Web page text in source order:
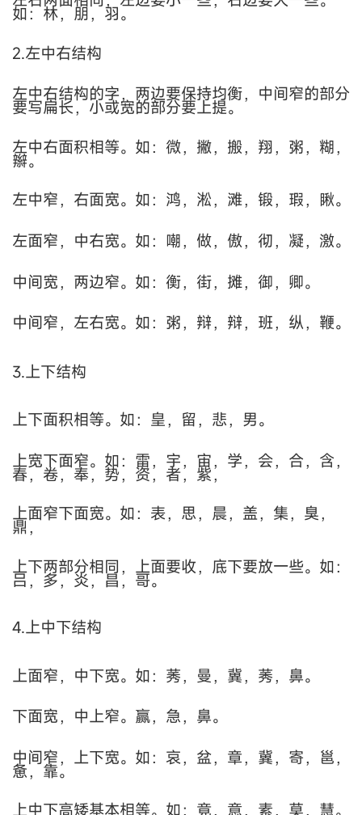
如：林，朋，羽。
2.左中右结构
左中右结构的字，两边要保持均衡，中间窄的部分
要写扁长，小或宽的部分要上提。
左中右面积相等。如：微，撇，搬，翔，粥，糊，
辮。
左中窄，右面宽。如：鸿，淞，滩，锻，瑕，瞅。
左面窄，中右宽。如：嘲，做，傲，彻，凝，激。
中间宽，两边窄。如：衡，街，摊，御，卿。
中间窄，左右宽。如：粥，辩，辩，班，纵，鞭。
3.上下结构
上下面积相等。如：皇，留，悲，男。
上宽下面窄。如：雷，宇，宙，学，会，合，含，
春，卷，奉，势，资，者，紫，
上面窄下面宽。如：表，思，晨，盖，集，臭，
鼎，
上下两部分相同，上面要收，底下要放一些。如：
吕，多，炎，昌，哥。
4.上中下结构
上面窄，中下宽。如：莠，曼，冀，莠，鼻。
下面宽，中上窄。赢，急，鼻。
中间窄，上下宽。如：哀，盆，章，冀，寄，邕，
惫，靠。
上中下高矮基本相等。如：竟，意，素，莫，慧。